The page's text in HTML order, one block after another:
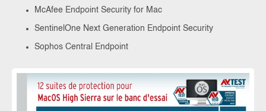
McAfee Endpoint Security for Mac
SentinelOne Next Generation Endpoint Security
Sophos Central Endpoint